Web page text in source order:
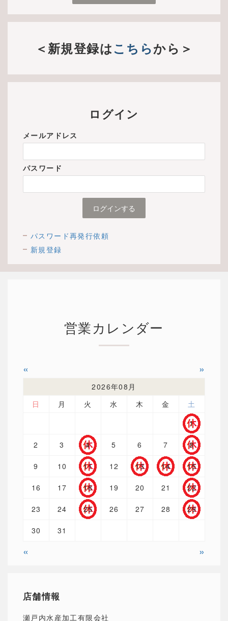
＜新規登録はこちらから＞
ログイン
メールアドレス
パスワード
パスワード再発行依頼
新規登録
営業カレンダー
« »
2026年08月
日
月 火 水 木 金
土
1
2 3 4 5 6 7 8
9 10 11 12 13 14 15
16 17 18 19 20 21 22
23 24 25 26 27 28 29
30 31
« »
店舗情報
瀬戸内水産加工有限会社